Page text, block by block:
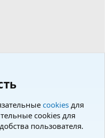
cookies для
cookies для
пользователя.